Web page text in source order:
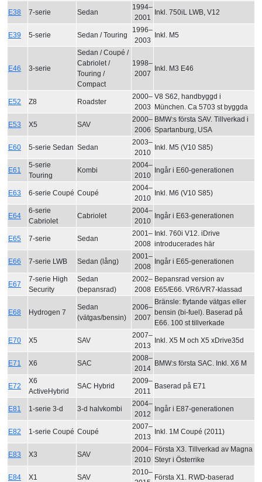
E38 7-serie Sedan
1994–
2001
Inkl. 750iL LWB, V12
E39 5-serie Sedan / Touring
1996–
2003
Inkl. M5
E46 3-serie
Sedan / Coupé /
Cabriolet /
Touring /
Compact
1998–
2007
Inkl. M3 E46
E52 Z8 Roadster
2000–
2003
V8 S62, handbyggd i
München. Ca 5703 st byggda
E53 X5 SAV
2000–
2006
BMW:s första SAV. Tillverkad i
Spartanburg, USA
E60 5-serie Sedan Sedan
2003–
2010
Inkl. M5 (V10 S85)
E61
5-serie
Touring
Kombi
2004–
2010
Ingår i E60-generationen
E63 6-serie Coupé Coupé
2004–
2010
Inkl. M6 (V10 S85)
E64
6-serie
Cabriolet
Cabriolet
2004–
2010
Ingår i E63-generationen
E65 7-serie Sedan
2001–
2008
Inkl. 760i V12. iDrive
introducerades här
E66 7-serie LWB Sedan (lång)
2001–
2008
Ingår i E65-generationen
E67
7-serie High
Security
Sedan
(bepansrad)
2002–
2008
Bepansrad version av
E65/E66. VR6/VR7-klassad
E68 Hydrogen 7
Sedan
(vätgas/bensin)
2006–
2007
Bränsle: flytande vätgas eller
bensin (bi-fuel). Baserad på
E66. 100 st tillverkade
E70 X5 SAV
2007–
2013
Inkl. X5 M och X5 xDrive35d
E71 X6 SAC
2008–
2014
BMW:s första SAC. Inkl. X6 M
E72
X6
ActiveHybrid
SAC Hybrid
2009–
2011
Baserad på E71
E81 1-serie 3-d 3-d halvkombi
2004–
2012
Ingår i E87-generationen
E82 1-serie Coupé Coupé
2007–
2013
Inkl. 1M Coupé (2011)
E83 X3 SAV
2004–
2010
Första X3. Tillverkad av Magna
Steyr i Österrike
E84 X1 SAV
2010–
Första X1. RWD-baserad